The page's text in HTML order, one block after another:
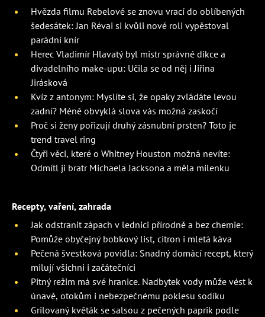
Hvězda filmu Rebelové se znovu vrací do oblíbených
šedesátek: Jan Révai si kvůli nové roli vypěstoval
parádní knír
Herec Vladimír Hlavatý byl mistr správné dikce a
divadelního make-upu: Učila se od něj i Jiřina
Jirásková
Kvíz z antonym: Myslíte si, že opaky zvládáte levou
zadní? Méně obvyklá slova vás možná zaskočí
Proč si ženy pořizují druhý zásnubní prsten? Toto je
trend travel ring
Čtyři věci, které o Whitney Houston možná nevíte:
Odmítl ji bratr Michaela Jacksona a měla milenku
Recepty, vaření, zahrada
Jak odstranit zápach v lednici přírodně a bez chemie:
Pomůže obyčejný bobkový list, citron i mletá káva
Pečená švestková povidla: Snadný domácí recept, který
milují všichni i začátečníci
Pitný režim má své hranice. Nadbytek vody může vést k
únavě, otokům i nebezpečnému poklesu sodíku
Grilovaný květák se salsou z pečených paprik podle